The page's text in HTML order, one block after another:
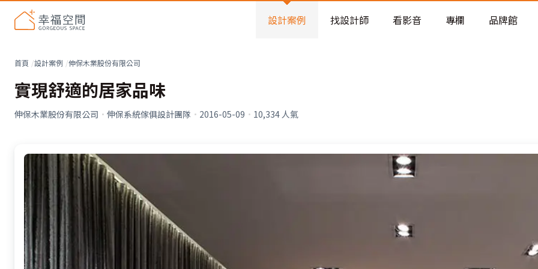
老屋預算分配與高 CP 值煥新術
設計案例 找設計師 看影音 專欄 品牌館
首頁 設計案例 伸保木業股份有限公司
實現舒適的居家品味
伸保木業股份有限公司 · 伸保系統傢俱設計團隊 · 2016-05-09 · 10,334人氣